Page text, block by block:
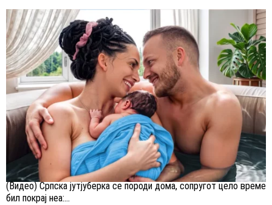
(Видео) Српска јутјуберка се породи дома, сопругот цело време
бил покрај неа:...